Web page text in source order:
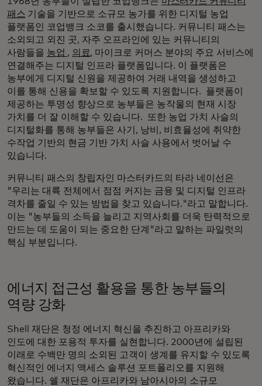
패스 기술을 기반으로 소규모 농가를 위한 디지털 농업
플랫폼인 코업뱅크 소코를 출시했습니다. 커뮤니티 패스는
소외되고 외진 곳, 자주 오프라인에 있는 커뮤니티의
사람들을 농업 , 의료, 마이크로 커머스 분야의 주요 서비스에
연결해주는 디지털 인프라 플랫폼입니다. 이 플랫폼은
농부에게 디지털 신원을 제공하여 거래 내역을 생성하고
이를 통해 신용을 확보할 수 있도록 지원합니다. 플랫폼이
제공하는 투명성 향상으로 농부들은 농작물의 현재 시장
가치를 더 잘 이해할 수 있습니다. 또한 농업 가치 사슬의
디지털화를 통해 농부들은 사기, 낭비, 비효율성에 취약한
수작업 기반의 현금 기반 가치 사슬 사용에서 벗어날 수
있습니다.
커뮤니티 패스의 창립자인 마스터카드의 타라 네이선은
"우리는 대륙 전체에서 점점 커지는 금융 및 디지털 인프라
격차를 줄일 수 있는 방법을 찾고 있습니다."라고 말합니다.
이는 "농부들의 소득을 늘리고 지역사회를 더욱 탄력적으로
만드는 데 도움이 되는 중요한 단계"라고 말하는 파일럿의
핵심 부분입니다.
에너지 접근성 활용을 통한 농부들의
역량 강화
Shell 재단은 청정 에너지 혁신을 추진하고 아프리카와
인도에 대한 포용적 투자를 실현합니다. 2000년에 설립된
이래로 수백만 명의 소외된 고객이 생계를 유지할 수 있도록
혁신적인 에너지 액세스 솔루션 포트폴리오를 지원해
왔습니다. 쉘 재단은 아프리카와 남아시아의 소규모